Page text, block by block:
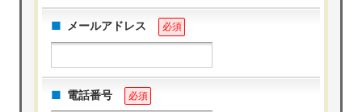
メールアドレス 必須
電話番号 必須